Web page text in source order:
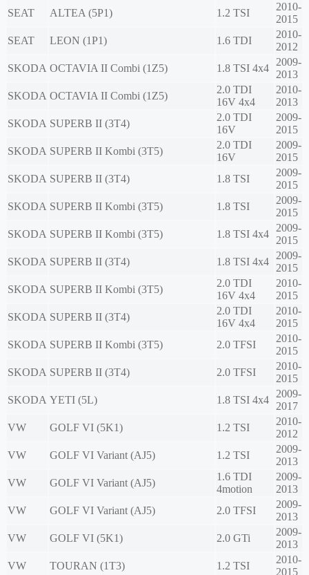
SEAT
ALTEA (5P1) 1.2 TSI
2010-
2015
SEAT
LEON (1P1) 1.6 TDI
2010-
2012
SKODA OCTAVIA II Combi (1Z5) 1.8 TSI 4x4
2009-
2013
SKODA OCTAVIA II Combi (1Z5)
2.0 TDI
16V 4x4
2010-
2013
SKODA SUPERB II (3T4)
2.0 TDI
16V
2009-
2015
SKODA SUPERB II Kombi (3T5)
2.0 TDI
16V
2009-
2015
SKODA SUPERB II (3T4) 1.8 TSI
2009-
2015
SKODA SUPERB II Kombi (3T5) 1.8 TSI
2009-
2015
SKODA SUPERB II Kombi (3T5) 1.8 TSI 4x4
2009-
2015
SKODA SUPERB II (3T4) 1.8 TSI 4x4
2009-
2015
SKODA SUPERB II Kombi (3T5)
2.0 TDI
16V 4x4
2010-
2015
SKODA SUPERB II (3T4)
2.0 TDI
16V 4x4
2010-
2015
SKODA SUPERB II Kombi (3T5) 2.0 TFSI
2010-
2015
SKODA SUPERB II (3T4) 2.0 TFSI
2010-
2015
SKODA YETI (5L) 1.8 TSI 4x4
2009-
2017
VW
GOLF VI (5K1) 1.2 TSI
2010-
2012
VW
GOLF VI Variant (AJ5) 1.2 TSI
2009-
2013
VW
GOLF VI Variant (AJ5)
1.6 TDI
4motion
2009-
2013
VW
GOLF VI Variant (AJ5) 2.0 TFSI
2009-
2013
VW
GOLF VI (5K1) 2.0 GTi
2009-
2013
VW
TOURAN (1T3) 1.2 TSI
2010-
2015